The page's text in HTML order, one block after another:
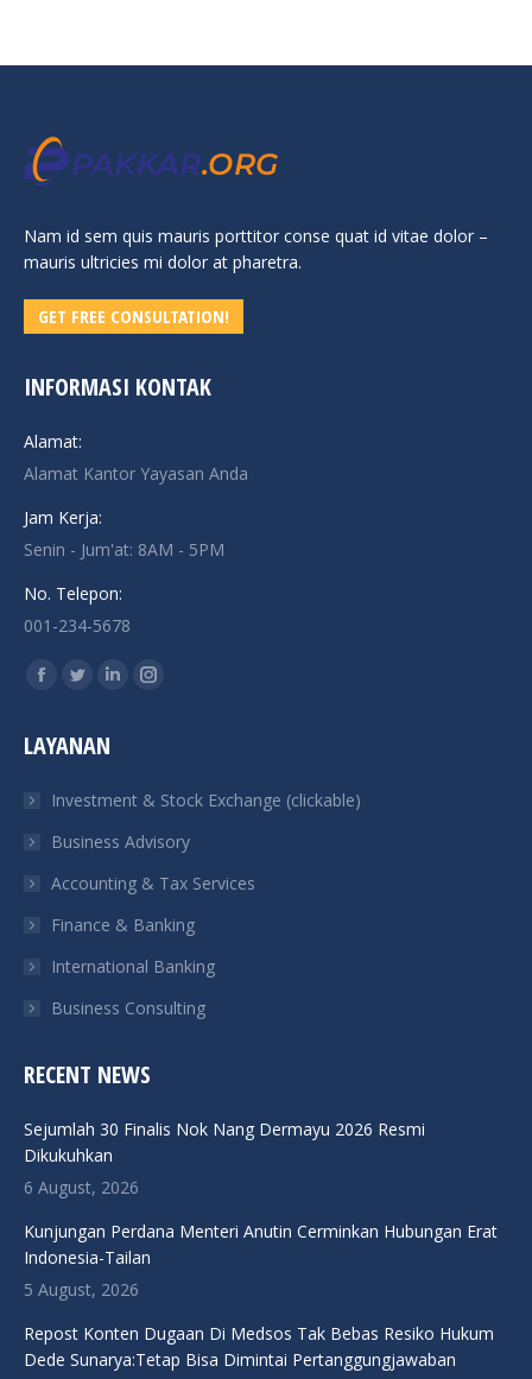
Nam id sem quis mauris porttitor conse quat id vitae dolor –
mauris ultricies mi dolor at pharetra.
GET FREE CONSULTATION!
INFORMASI KONTAK
Alamat:
Alamat Kantor Yayasan Anda
Jam Kerja:
Senin - Jum'at: 8AM - 5PM
No. Telepon:
001-234-5678
Find us on:
Facebook
opens
new
window
Twitter
opens
new
window
Linkedin
new
window
Instagram
new
window
LAYANAN
Investment & Stock Exchange (clickable)
Business Advisory
Accounting & Tax Services
Finance & Banking
International Banking
Business Consulting
RECENT NEWS
Sejumlah 30 Finalis Nok Nang Dermayu 2026 Resmi
Dikukuhkan
6 August, 2026
Kunjungan Perdana Menteri Anutin Cerminkan Hubungan Erat
Indonesia-Tailan
5 August, 2026
Repost Konten Dugaan Di Medsos Tak Bebas Resiko Hukum
Dede Sunarya:Tetap Bisa Dimintai Pertanggungjawaban